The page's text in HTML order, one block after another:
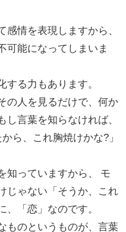
感情を表現しますから、
可能になってしまいま
する力もあります。
の人を見るだけで、何か
し言葉を知らなければ、
ら、これ胸焼けかな?」
知っていますから、 モ
じゃない「そうか、これ
、「恋」なのです。
ものというものが、言葉